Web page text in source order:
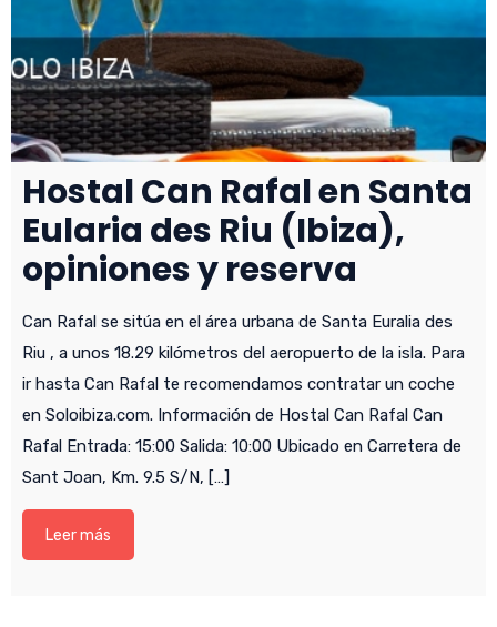
Hostal Can Rafal en Santa
Eularia des Riu (Ibiza),
opiniones y reserva
Can Rafal se sitúa en el área urbana de Santa Euralia des
Riu , a unos 18.29 kilómetros del aeropuerto de la isla. Para
ir hasta Can Rafal te recomendamos contratar un coche
en Soloibiza.com. Información de Hostal Can Rafal Can
Rafal Entrada: 15:00 Salida: 10:00 Ubicado en Carretera de
Sant Joan, Km. 9.5 S/N, […]
Leer más